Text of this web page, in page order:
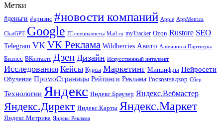
Метки
#деньги #кризис #новости компаний Apple AppMetrica
ChatGPT Google IT-специалисты Mail.ru myTracker Ozon Rustore SEO
Telegram VK VK Реклама Wildberries Авито Ашманов и Партнеры
Бизнес ВКонтакте Дзен Дизайн Искусственный интеллект
Исследования Кейсы Курсы Маркетинг Минцифры Нейросети
Обучение ПромоСтраницы Рейтинги Реклама Роскомнадзор Сбер
Технологии Яндекс Яндекс.Браузер Яндекс.Вебмастер
Яндекс.Директ Яндекс.Карты Яндекс.Маркет
Яндекс.Метрика Яндекс Реклама